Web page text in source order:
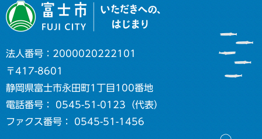
法人番号：2000020222101
〒417-8601
静岡県富士市永田町1丁目100番地
電話番号： 0545-51-0123（代表）
ファクス番号： 0545-51-1456